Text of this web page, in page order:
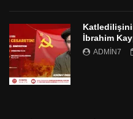
İbrahim
ADMIN7